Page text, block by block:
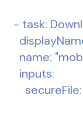
- task:
name:
inputs:
secureFile: